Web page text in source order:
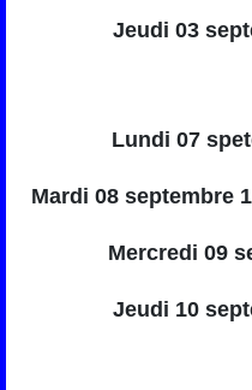
Jeudi 03
Lundi 07
Mardi 08 septembre
Mercredi 09
Jeudi 10